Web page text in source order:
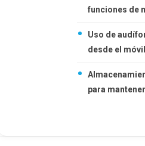
funciones de
Uso de
desde el
para